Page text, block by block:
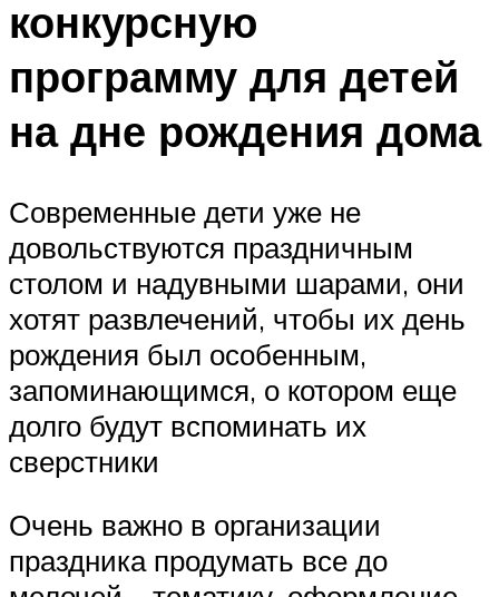
конкурсную
программу для детей
на дне рождения дома
Современные дети уже не
довольствуются праздничным
столом и надувными шарами, они
хотят развлечений, чтобы их день
рождения был особенным,
запоминающимся, о котором еще
долго будут вспоминать их
сверстники
Очень важно в организации
праздника продумать все до